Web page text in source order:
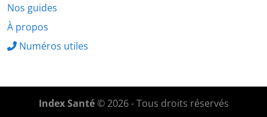
Nos guides
À propos
Numéros utiles
Index Santé© 2026 - Tous droits réservés